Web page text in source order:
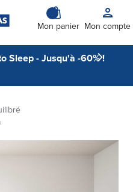
Mon panier Mon compte
Sleep - Jusqu'à -60% !